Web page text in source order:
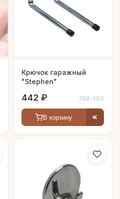
Крючок гаражный
"Stephen"
442 ₽ 758-190
В корзину